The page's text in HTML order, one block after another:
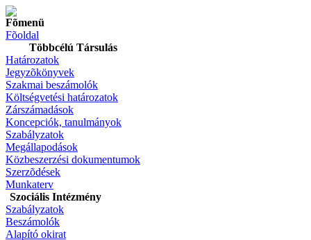
Fõmenü
Fõoldal
Többcélú Társulás
Határozatok
Jegyzõkönyvek
Szakmai beszámolók
Költségvetési határozatok
Zárszámadások
Koncepciók, tanulmányok
Szabályzatok
Megállapodások
Közbeszerzési dokumentumok
Szerzõdések
Munkaterv
Szociális Intézmény
Szabályzatok
Beszámolók
Alapító okirat